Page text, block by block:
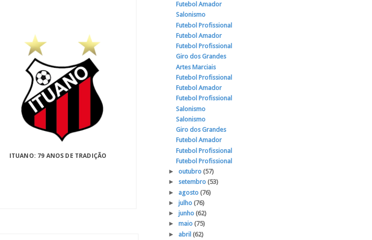
ITUANO: 79 ANOS DE TRADIÇÃO
Futebol Amador
Salonismo
Futebol Profissional
Futebol Amador
Futebol Profissional
Giro dos Grandes
Artes Marciais
Futebol Profissional
Futebol Amador
Futebol Profissional
Salonismo
Salonismo
Giro dos Grandes
Futebol Amador
Futebol Profissional
Futebol Profissional
► outubro (57)
► setembro (53)
► agosto (76)
► julho (76)
► junho (62)
► maio (75)
► abril (62)